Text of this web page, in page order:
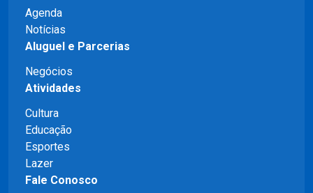
Agenda
Notícias
Aluguel e Parcerias
Negócios
Atividades
Cultura
Educação
Esportes
Lazer
Fale Conosco